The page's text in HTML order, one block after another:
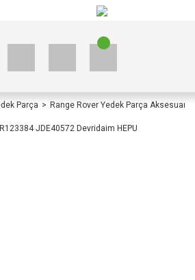
Parça Range Rover Yedek Parça Aksesuar